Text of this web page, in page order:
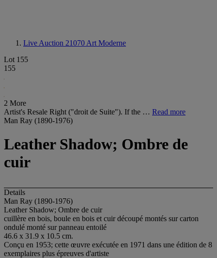
Live Auction 21070 Art Moderne
Lot 155
155
2 More
Artist's Resale Right ("droit de Suite"). If the … Read more
Man Ray (1890-1976)
Leather Shadow; Ombre de
cuir
Details
Man Ray (1890-1976)
Leather Shadow; Ombre de cuir
cuillère en bois, boule en bois et cuir découpé montés sur carton
ondulé monté sur panneau entoilé
46.6 x 31.9 x 10.5 cm.
Conçu en 1953; cette œuvre exécutée en 1971 dans une édition de 8
exemplaires plus épreuves d'artiste